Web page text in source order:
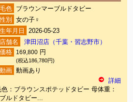
毛色
ブラウンマーブルドタビー
別
女の子♀
生年月日
2026-05-23
店舗名
津田沼店（千葉・習志野市）
価格
169,800 円
(税込186,780円)
動画
動画あり
詳細
：ブラウンスポテッドタビー 母体重：
ルドタビー...